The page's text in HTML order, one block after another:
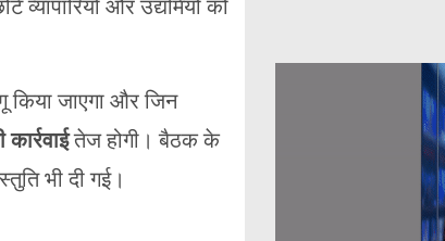
और उद्यमियों को
जाएगा और जिन
तेज होगी। बैठक के
भी दी गई।